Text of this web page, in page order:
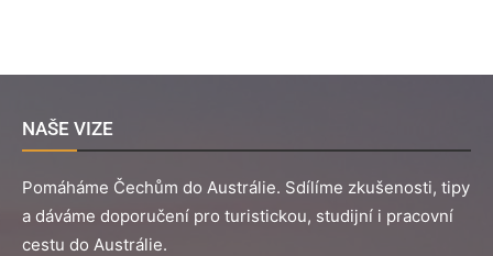
NAŠE VIZE
Pomáháme Čechům do Austrálie. Sdílíme zkušenosti, tipy
a dáváme doporučení pro turistickou, studijní i pracovní
cestu do Austrálie.